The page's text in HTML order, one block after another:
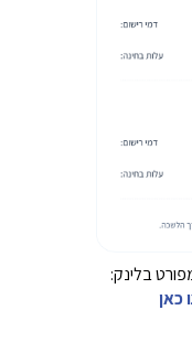
בלינק:
כאן